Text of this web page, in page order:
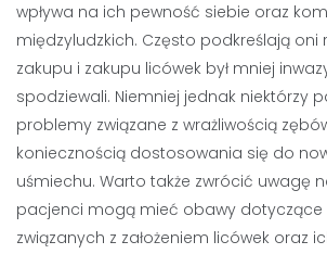
wpływa na ich pewność siebie oraz
międzyludzkich. Często podkreślają oni
zakupu i zakupu licówek był mniej
spodziewali. Niemniej jednak niektórzy
problemy związane z wrażliwością
koniecznością dostosowania się do
uśmiechu. Warto także zwrócić uwagę
pacjenci mogą mieć obawy dotyczące
związanych z założeniem licówek oraz